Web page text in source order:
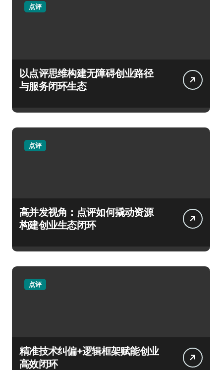
点评
以点评思维构建无障碍创业路径
与服务闭环生态
点评
高并发视角：点评如何撬动资源
构建创业生态闭环
点评
精准技术纠偏+逻辑框架赋能创业
高效闭环